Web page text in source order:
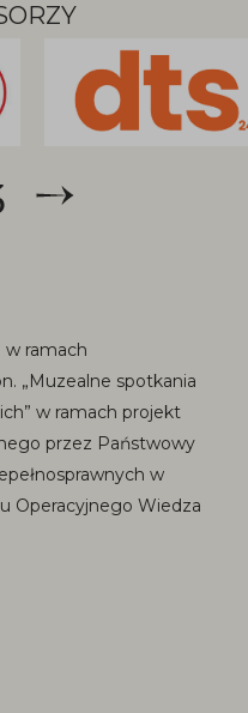
ramach
„Muzealne spotkania
w ramach projekt
przez Państwowy
w
Operacyjnego Wiedza